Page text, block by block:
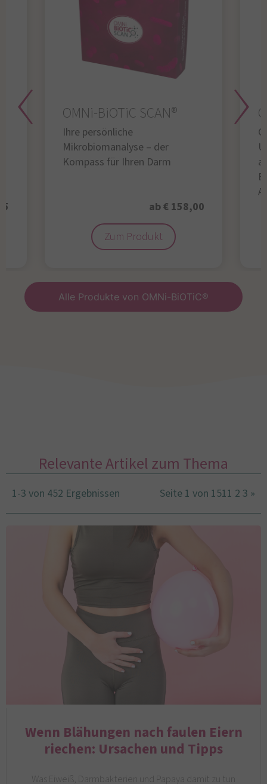
OMNi-BiOTiC SCAN®
Ihre persönliche
Mikrobiomanalyse – der
Kompass für Ihren Darm
ab € 158,00
Zum Produkt
Alle Produkte von OMNi-BiOTiC®
Relevante Artikel zum Thema
1-3 von 452 Ergebnissen Seite 1 von 1511 2 3 »
Wenn Blähungen nach faulen Eiern
riechen: Ursachen und Tipps
Was Eiweiß, Darmbakterien und Papaya damit zu tun